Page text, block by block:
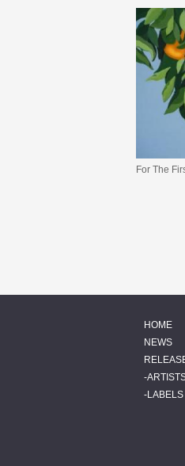
For The
HOME
NEWS
LABELS